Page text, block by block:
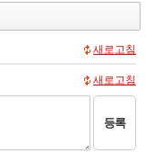
새로고침
새로고침
등록